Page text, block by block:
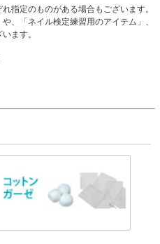
指定のものがある場合もございます。
、「ネイル検定練習用のアイテム」、
ます。